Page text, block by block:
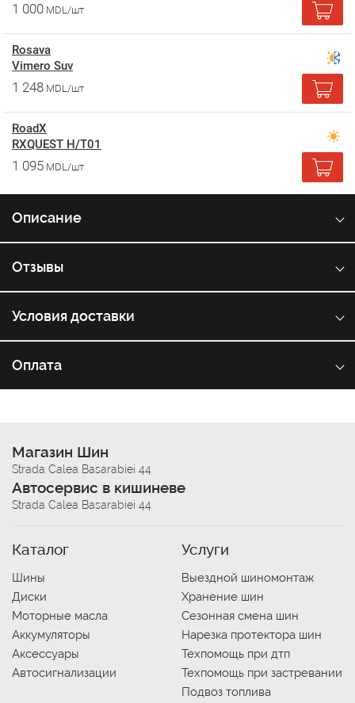
1 000 MDL/шт
Rosava
Vimero Suv
1 248 MDL/шт
RoadX
RXQUEST H/T01
1 095 MDL/шт
Описание
Отзывы
Условия доставки
Оплата
Магазин Шин
Strada Calea Basarabiei 44
Автосервис в кишиневе
Strada Calea Basarabiei 44
Каталог
Шины
Диски
Моторные масла
Аккумуляторы
Аксессуары
Автосигнализации
Услуги
Выездной шиномонтаж
Хранение шин
Сезонная смена шин
Нарезка протектора шин
Техпомощь при дтп
Техпомощь при застревании
Подвоз топлива